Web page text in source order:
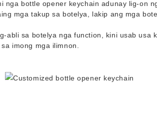
nga bottle opener keychain adunay lig-on
mga takup sa botelya, lakip ang mga
abli sa botelya nga function, kini usab usa
imong mga ilimnon.